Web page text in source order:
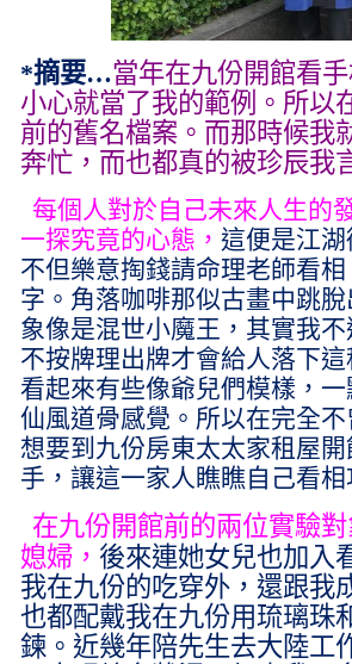
*摘要…當年在九份開館看
小心就當了我的範例。所以
前的舊名檔案。而那時候我
奔忙，而也都真的被珍辰我
每個人對於自己未來人生的
一探究竟的心態， 這便是江
不但樂意掏錢請命理老師看
字。角落咖啡那似古畫中跳
象像是混世小魔王，其實我
不按牌理出牌才會給人落下
看起來有些像爺兒們模樣，
仙風道骨感覺。所以在完全
想要到九份房東太太家租屋
手，讓這一家人瞧瞧自己看
在九份開館前的兩位實驗
媳婦， 後來連她女兒也加入
我在九份的吃穿外，還跟我
也都配戴我在九份用琉璃珠
鍊。近幾年陪先生去大陸工